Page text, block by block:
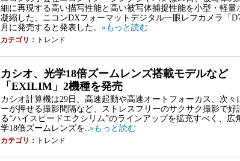
細に再現する高い描写性能と高い被写体捕捉性能を小型・軽量
凝縮した、ニコンDXフォーマットデジタル一眼レフカメラ「
月に発売すると発表した。 »もっと読む
カテゴリ： トレンド
カシオ、光学18倍ズームレンズ搭載モデルなど
「EXILIM」2機種を発売
カシオ計算機は29日、高速起動や高速オートフォーカス、次々
ーが押せる撮影間隔など、ストレスフリーのサクサク撮影で好
る“ハイスピードエクシリム”のラインアップを拡充すべく、広
学18倍ズームレンズを..»もっと読む
カテゴリ： トレンド